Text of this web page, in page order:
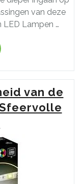
van deze
Lampen …
van de